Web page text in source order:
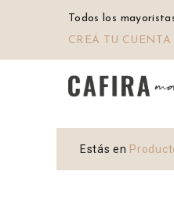
Todos los
CREÁ TU
Estás en